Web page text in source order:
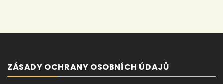
ZÁSADY OCHRANY OSOBNÍCH ÚDAJŮ